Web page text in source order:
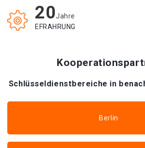
20Jahre
EFRAHRUNG
Schlüsseldienstbereiche in
Berlin